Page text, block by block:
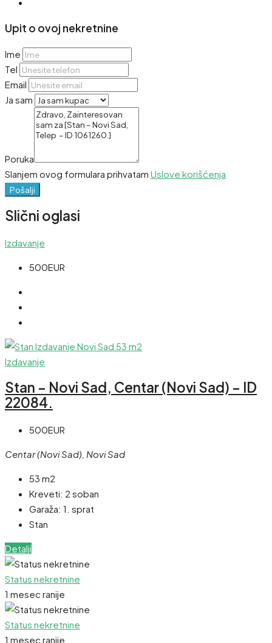
Upit o ovoj nekretnine
Ime
Tel
Email
Ja sam
Poruka
Slanjem ovog formulara prihvatam Uslove korišćenja
Pošalji
Slični oglasi
Izdavanje
500EUR
Izdavanje
Stan – Novi Sad, Centar (Novi Sad) – ID
22084.
500EUR
Centar (Novi Sad), Novi Sad
53 m2
Kreveti: 2 soban
Garaža: 1. sprat
Stan
Detalji
Status nekretnine
1 mesec ranije
Status nekretnine
1 mesec ranije